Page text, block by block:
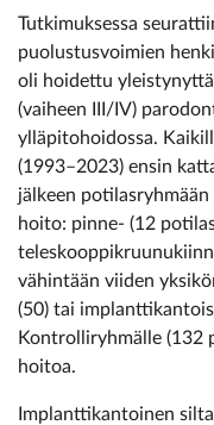
Tutkimuksessa
puolustusvoimien
oli hoidettu
(vaiheen III/IV)
ylläpitohoidossa.
(1993–2023) ensin
jälkeen
hoito: pinne- (12
vähintään viiden
(50) tai
Kontrolliryhmälle (132
hoitoa.
Implanttikantoinen